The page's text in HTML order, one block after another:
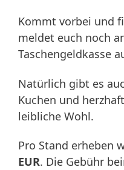
Kommt vorbei und
meldet euch noch
Taschengeldkasse
Natürlich gibt es
Kuchen und
leibliche Wohl.
Pro Stand erheben
EUR. Die Gebühr